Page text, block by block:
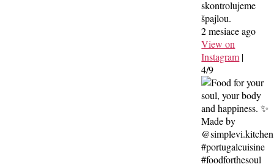
skontrolujeme
špajlou.
2 mesiace ago
View on
Instagram |
4/9